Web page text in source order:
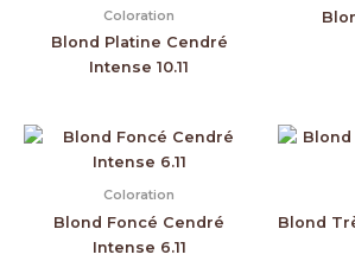
Coloration
Blond Platine Cendré
Intense 10.11
Coloration
Blond Foncé Cendré
Intense 6.11
Blond